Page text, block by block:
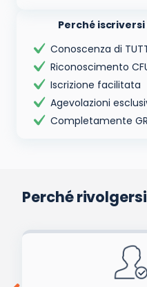
Perché
Conoscenza di
Riconoscimento
Iscrizione facilitata
Agevolazioni
Completamente
Perché